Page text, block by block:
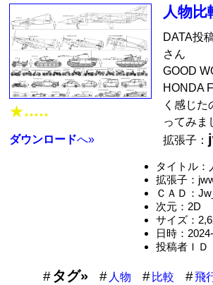
★ ★★★★★
ダウンロードへ»
人物比
DATA投
さん
GOOD
HONDA
く感じた
ってみま
拡張子：
タイトル：
拡張子：
ＣＡＤ：
次元：2D
サイズ：
日時：
投稿者ＩＤ
タグ» 人物 比較 飛